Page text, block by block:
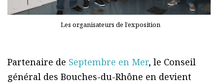
Les organisateurs de l’exposition
Partenaire de Septembre en Mer, le Conseil
général des Bouches-du-Rhône en devient